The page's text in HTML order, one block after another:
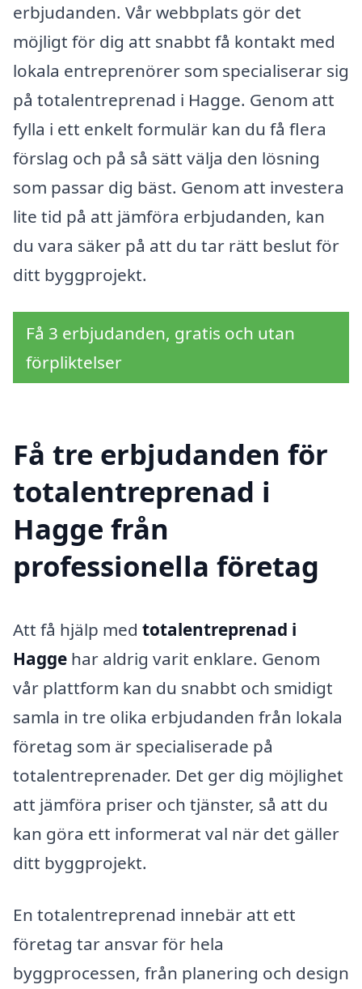
erbjudanden. Vår webbplats gör det
möjligt för dig att snabbt få kontakt med
lokala entreprenörer som specialiserar sig
på totalentreprenad i Hagge. Genom att
fylla i ett enkelt formulär kan du få flera
förslag och på så sätt välja den lösning
som passar dig bäst. Genom att investera
lite tid på att jämföra erbjudanden, kan
du vara säker på att du tar rätt beslut för
ditt byggprojekt.
Få 3 erbjudanden, gratis och utan
förpliktelser
Få tre erbjudanden för
totalentreprenad i
Hagge från
professionella företag
Att få hjälp med totalentreprenad i
Hagge har aldrig varit enklare. Genom
vår plattform kan du snabbt och smidigt
samla in tre olika erbjudanden från lokala
företag som är specialiserade på
totalentreprenader. Det ger dig möjlighet
att jämföra priser och tjänster, så att du
kan göra ett informerat val när det gäller
ditt byggprojekt.
En totalentreprenad innebär att ett
företag tar ansvar för hela
byggprocessen, från planering och design